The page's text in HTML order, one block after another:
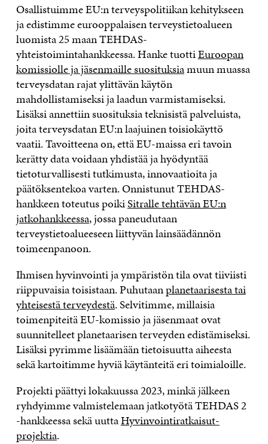
Osallistuimme EU:n terveyspolitiikan kehitykseen
ja edistimme eurooppalaisen terveystietoalueen
luomista 25 maan TEHDAS-
yhteistoimintahankkeessa. Hanke tuottiEuroopan
komissiolle ja jäsenmaille suosituksiamuun muassa
terveysdatan rajat ylittävän käytön
mahdollistamiseksi ja laadun varmistamiseksi.
Lisäksi annettiin suosituksia teknisistä palveluista,
joita terveysdatan EU:n laajuinen toisiokäyttö
vaatii. Tavoitteena on, että EU-maissa eri tavoin
kerätty data voidaan yhdistää ja hyödyntää
tietoturvallisesti tutkimusta, innovaatioita ja
päätöksentekoa varten. Onnistunut TEHDAS-
hankkeen toteutus poikiSitralle tehtävän EU:n
jatkohankkeessa, jossa paneudutaan
terveystietoalueeseen liittyvän lainsäädännön
toimeenpanoon.
Ihmisen hyvinvointi ja ympäristön tila ovat tiiviisti
riippuvaisia toisistaan. Puhutaanplanetaarisesta tai
yhteisestä terveydestä. Selvitimme, millaisia
toimenpiteitä EU-komissio ja jäsenmaat ovat
suunnitelleet planetaarisen terveyden edistämiseksi.
Lisäksi pyrimme lisäämään tietoisuutta aiheesta
sekä kartoitimme hyviä käytänteitä eri toimialoille.
Projekti päättyi lokakuussa 2023, minkä jälkeen
ryhdyimme valmistelemaan jatkotyötä TEHDAS 2
-hankkeessa sekä uuttaHyvinvointiratkaisut-
projektia.